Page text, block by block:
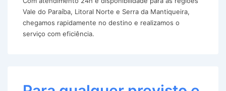
Vale do Paraíba, Litoral Norte e Serra da Mantiqueira,
chegamos rapidamente no destino e realizamos o
serviço com eficiência.